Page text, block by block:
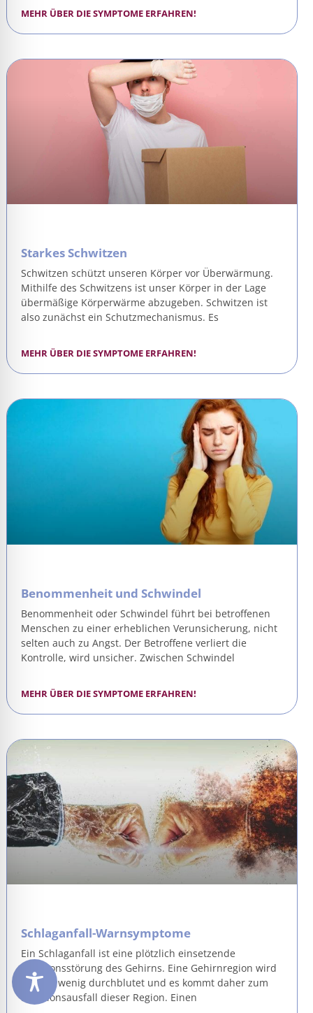
MEHR ÜBER DIE SYMPTOME ERFAHREN!
Starkes Schwitzen
Schwitzen schützt unseren Körper vor Überwärmung.
Mithilfe des Schwitzens ist unser Körper in der Lage
übermäßige Körperwärme abzugeben. Schwitzen ist
also zunächst ein Schutzmechanismus. Es
MEHR ÜBER DIE SYMPTOME ERFAHREN!
Benommenheit und Schwindel
Benommenheit oder Schwindel führt bei betroffenen
Menschen zu einer erheblichen Verunsicherung, nicht
selten auch zu Angst. Der Betroffene verliert die
Kontrolle, wird unsicher. Zwischen Schwindel
MEHR ÜBER DIE SYMPTOME ERFAHREN!
Schlaganfall-Warnsymptome
Ein Schlaganfall ist eine plötzlich einsetzende
Funktionsstörung des Gehirns. Eine Gehirnregion wird
akut zu wenig durchblutet und es kommt daher zum
Funktionsausfall dieser Region. Einen